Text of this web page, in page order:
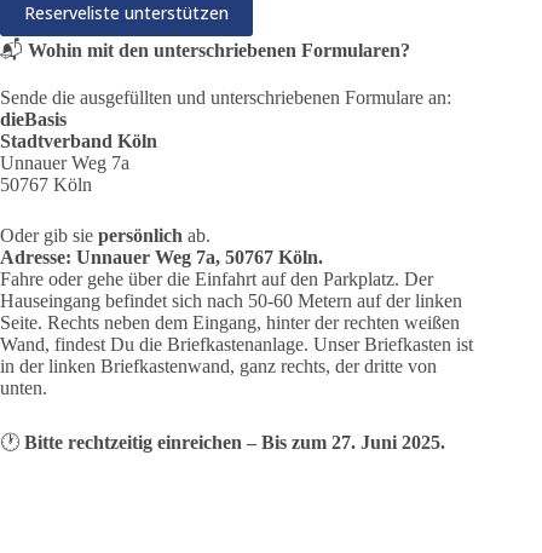
Reserveliste unterstützen
📬 Wohin mit den unterschriebenen Formularen?
Sende die ausgefüllten und unterschriebenen Formulare an:
dieBasis
Stadtverband Köln
Unnauer Weg 7a
50767 Köln
Oder gib sie persönlich ab.
Adresse: Unnauer Weg 7a, 50767 Köln.
Fahre oder gehe über die Einfahrt auf den Parkplatz. Der
Hauseingang befindet sich nach 50-60 Metern auf der linken
Seite. Rechts neben dem Eingang, hinter der rechten weißen
Wand, findest Du die Briefkastenanlage. Unser Briefkasten ist
in der linken Briefkastenwand, ganz rechts, der dritte von
unten.
🕐 Bitte rechtzeitig einreichen – Bis zum 27. Juni 2025.